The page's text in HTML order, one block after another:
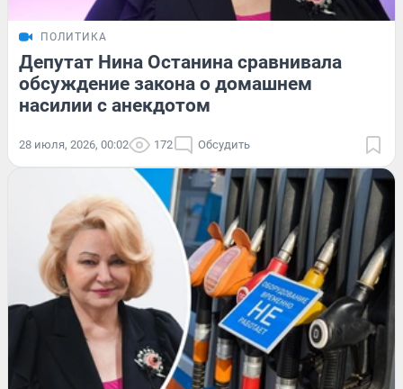
ПОЛИТИКА
Депутат Нина Останина сравнивала
обсуждение закона о домашнем
насилии с анекдотом
28 июля, 2026, 00:02 172 Обсудить